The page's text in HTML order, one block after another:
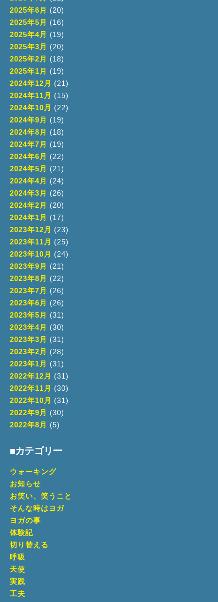
2025年6月
(20)
2025年5月
(16)
2025年4月
(19)
2025年3月
(20)
2025年2月
(18)
2025年1月
(19)
2024年12月
(21)
2024年11月
(15)
2024年10月
(22)
2024年9月
(19)
2024年8月
(18)
2024年7月
(19)
2024年6月
(22)
2024年5月
(21)
2024年4月
(24)
2024年3月
(26)
2024年2月
(20)
2024年1月
(17)
2023年12月
(23)
2023年11月
(25)
2023年10月
(24)
2023年9月
(21)
2023年8月
(22)
2023年7月
(26)
2023年6月
(26)
2023年5月
(31)
2023年4月
(30)
2023年3月
(31)
2023年2月
(28)
2023年1月
(31)
2022年12月
(31)
2022年11月
(30)
2022年10月
(31)
2022年9月
(30)
2022年8月
(5)
■カテゴリー
ウォーキング
お知らせ
お笑い、笑うこと
そんな時はヨガ
ヨガの事
体験記
切り替える
呼吸
天使
実践
工夫